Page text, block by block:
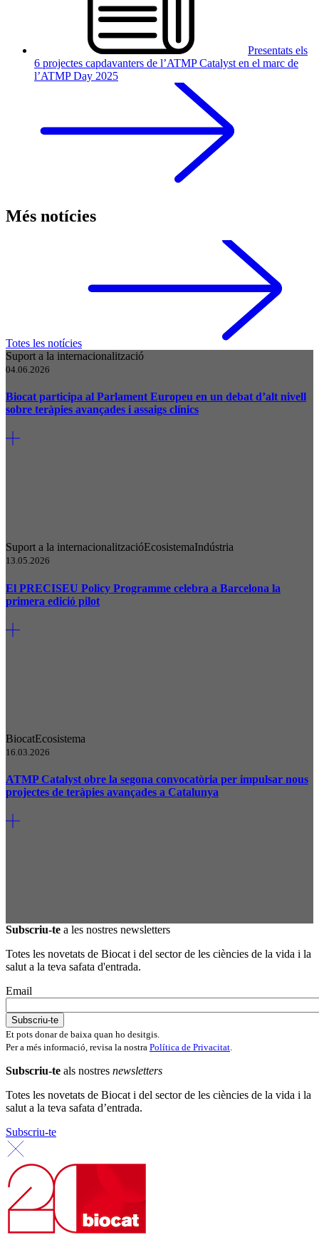
Presentats els
6 projectes capdavanters de l’ATMP Catalyst en el marc de
l’ATMP Day 2025
Més notícies
Totes les notícies
Suport a la internacionalització
04.06.2026
Biocat participa al Parlament Europeu en un debat d’alt nivell
sobre teràpies avançades i assaigs clínics
Suport a la internacionalitzacióEcosistemaIndústria
13.05.2026
El PRECISEU Policy Programme celebra a Barcelona la
primera edició pilot
BiocatEcosistema
16.03.2026
ATMP Catalyst obre la segona convocatòria per impulsar nous
projectes de teràpies avançades a Catalunya
Subscriu-te a les nostres newsletters
Totes les novetats de Biocat i del sector de les ciències de la vida i la
salut a la teva safata d'entrada.
Email
Et pots donar de baixa quan ho desitgis.
Per a més informació, revisa la nostra Política de Privacitat.
Subscriu-te als nostres newsletters
Totes les novetats de Biocat i del sector de les ciències de la vida i la
salut a la teva safata d’entrada.
Subscriu-te